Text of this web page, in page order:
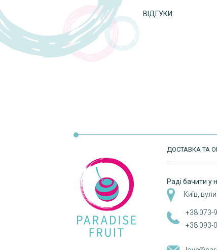
ВІДГУКИ
ДОСТАВКА ТА
Раді бачити у
Київ,
+38 073-
+38 093-